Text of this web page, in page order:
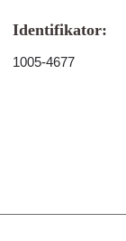
Identifikator:
1005-4677